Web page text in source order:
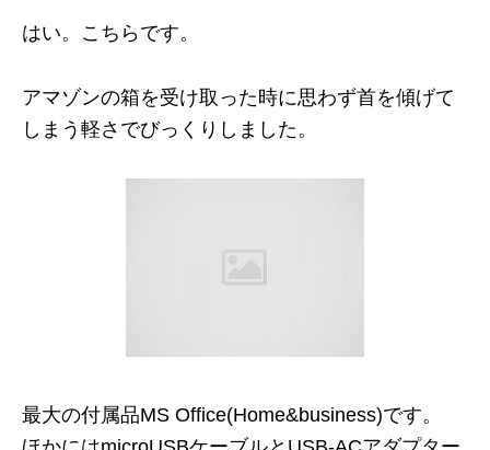
はい。こちらです。
アマゾンの箱を受け取った時に思わず首を傾げて
しまう軽さでびっくりしました。
最大の付属品MS Office(Home&business)です。